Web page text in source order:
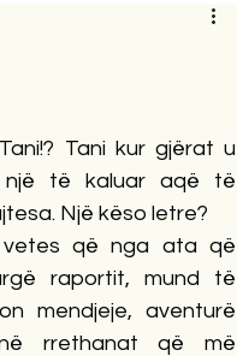
Tani kur gjërat u
të kaluar aqë të
Një këso letre?
që nga ata që
raportit, mund të
mendjeje, aventurë
rrethanat që më